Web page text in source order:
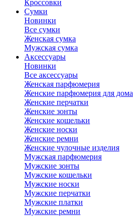
Кроссовки
Сумки
Новинки
Все сумки
Женская сумка
Мужская сумка
Аксессуары
Новинки
Все аксессуары
Женская парфюмерия
Женские парфюмерия для дома
Женские перчатки
Женские зонты
Женские кошельки
Женские носки
Женские ремни
Женские чулочные изделия
Мужская парфюмерия
Мужские зонты
Мужские кошельки
Мужские носки
Мужские перчатки
Мужские платки
Мужские ремни